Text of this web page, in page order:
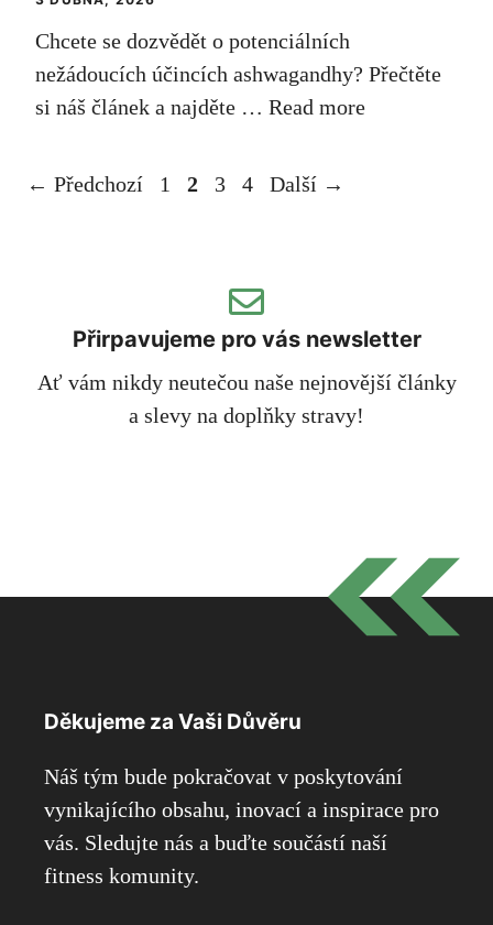
Chcete se dozvědět o potenciálních
nežádoucích účincích ashwagandhy? Přečtěte
si náš článek a najděte … Read more
← Předchozí Stránka
1 Stránka
2 Stránka
3 Stránka
4 Další →
Přirpavujeme pro vás newsletter
Ať vám nikdy neutečou naše nejnovější články
a slevy na doplňky stravy!
Děkujeme za Vaši Důvěru
Náš tým bude pokračovat v poskytování
vynikajícího obsahu, inovací a inspirace pro
vás. Sledujte nás a buďte součástí naší
fitness komunity.